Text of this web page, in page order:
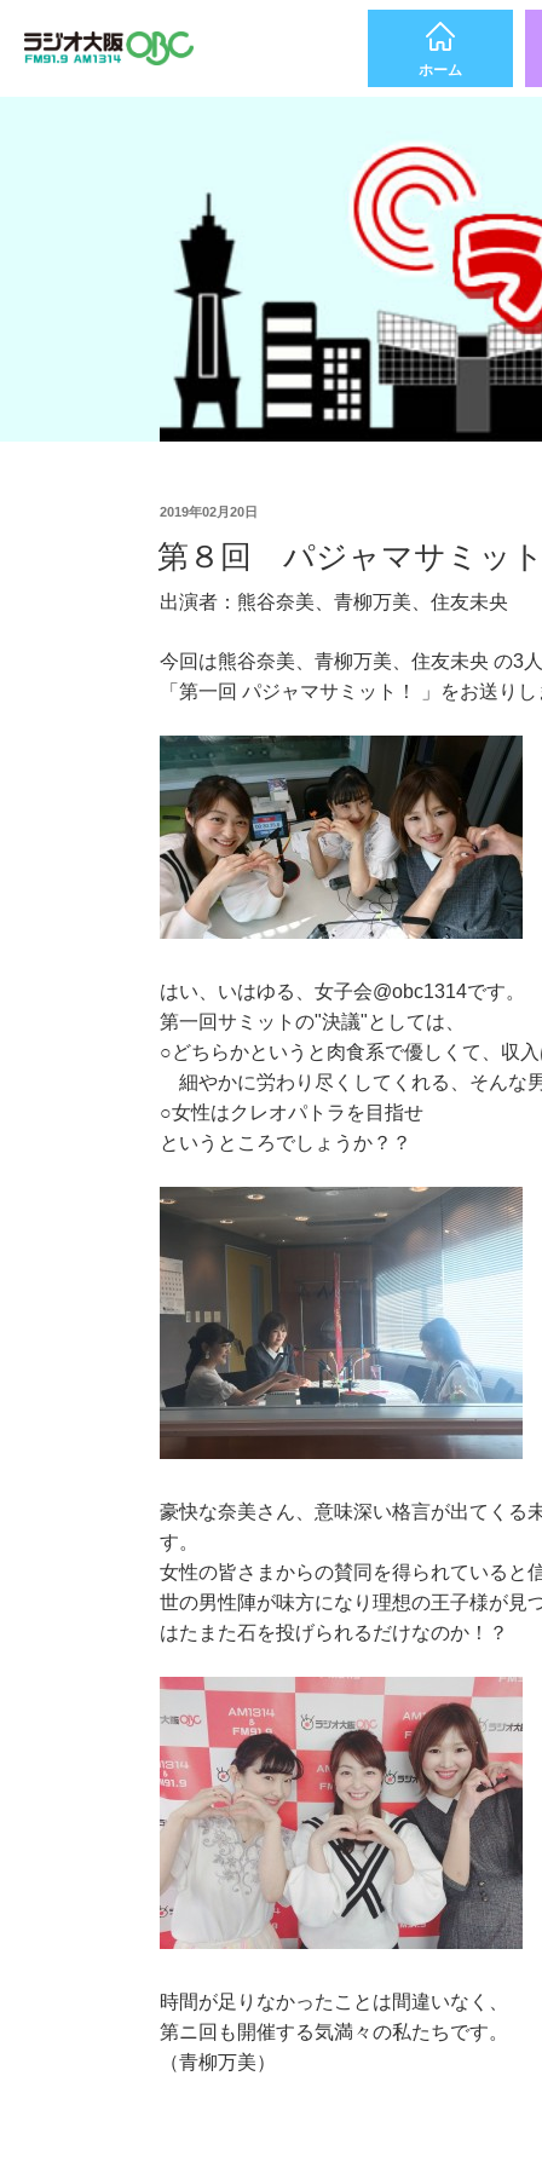
ホーム
2019年02月20日
第８回 パジャマサミッ
出演者：熊谷奈美、青柳万美、住友未央
今回は熊谷奈美、青柳万美、住友未央 の3
「第一回 パジャマサミット！ 」をお送り
はい、いはゆる、女子会@obc1314です。
第一回サミットの"決議"としては、
○どちらかというと肉食系で優しくて、収
細やかに労わり尽くしてくれる、そんな
○女性はクレオパトラを目指せ
というところでしょうか？？
豪快な奈美さん、意味深い格言が出てくる
す。
女性の皆さまからの賛同を得られていると
世の男性陣が味方になり理想の王子様が見
はたまた石を投げられるだけなのか！？
時間が足りなかったことは間違いなく、
第ニ回も開催する気満々の私たちです。
（青柳万美）